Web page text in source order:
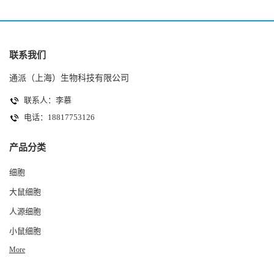
联系我们
通派（上海）生物科技有限公司
联系人：李慕
电话：18817753126
产品分类
细胞
大鼠细胞
人源细胞
小鼠细胞
More